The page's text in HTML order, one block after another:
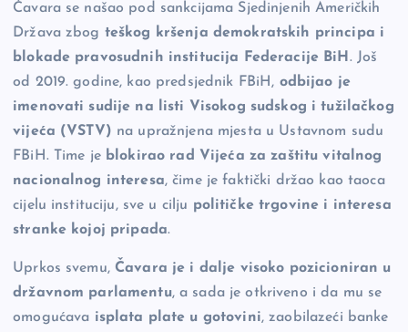
Čavara se našao pod sankcijama Sjedinjenih Američkih
Država zbog teškog kršenja demokratskih principa i
blokade pravosudnih institucija Federacije BiH. Još
od 2019. godine, kao predsjednik FBiH, odbijao je
imenovati sudije na listi Visokog sudskog i tužilačkog
vijeća (VSTV) na upražnjena mjesta u Ustavnom sudu
FBiH. Time je blokirao rad Vijeća za zaštitu vitalnog
nacionalnog interesa, čime je faktički držao kao taoca
cijelu instituciju, sve u cilju političke trgovine i interesa
stranke kojoj pripada.
Uprkos svemu,Čavara je i dalje visoko pozicioniran u
državnom parlamentu, a sada je otkriveno i da mu se
omogućava isplata plate u gotovini, zaobilazeći banke